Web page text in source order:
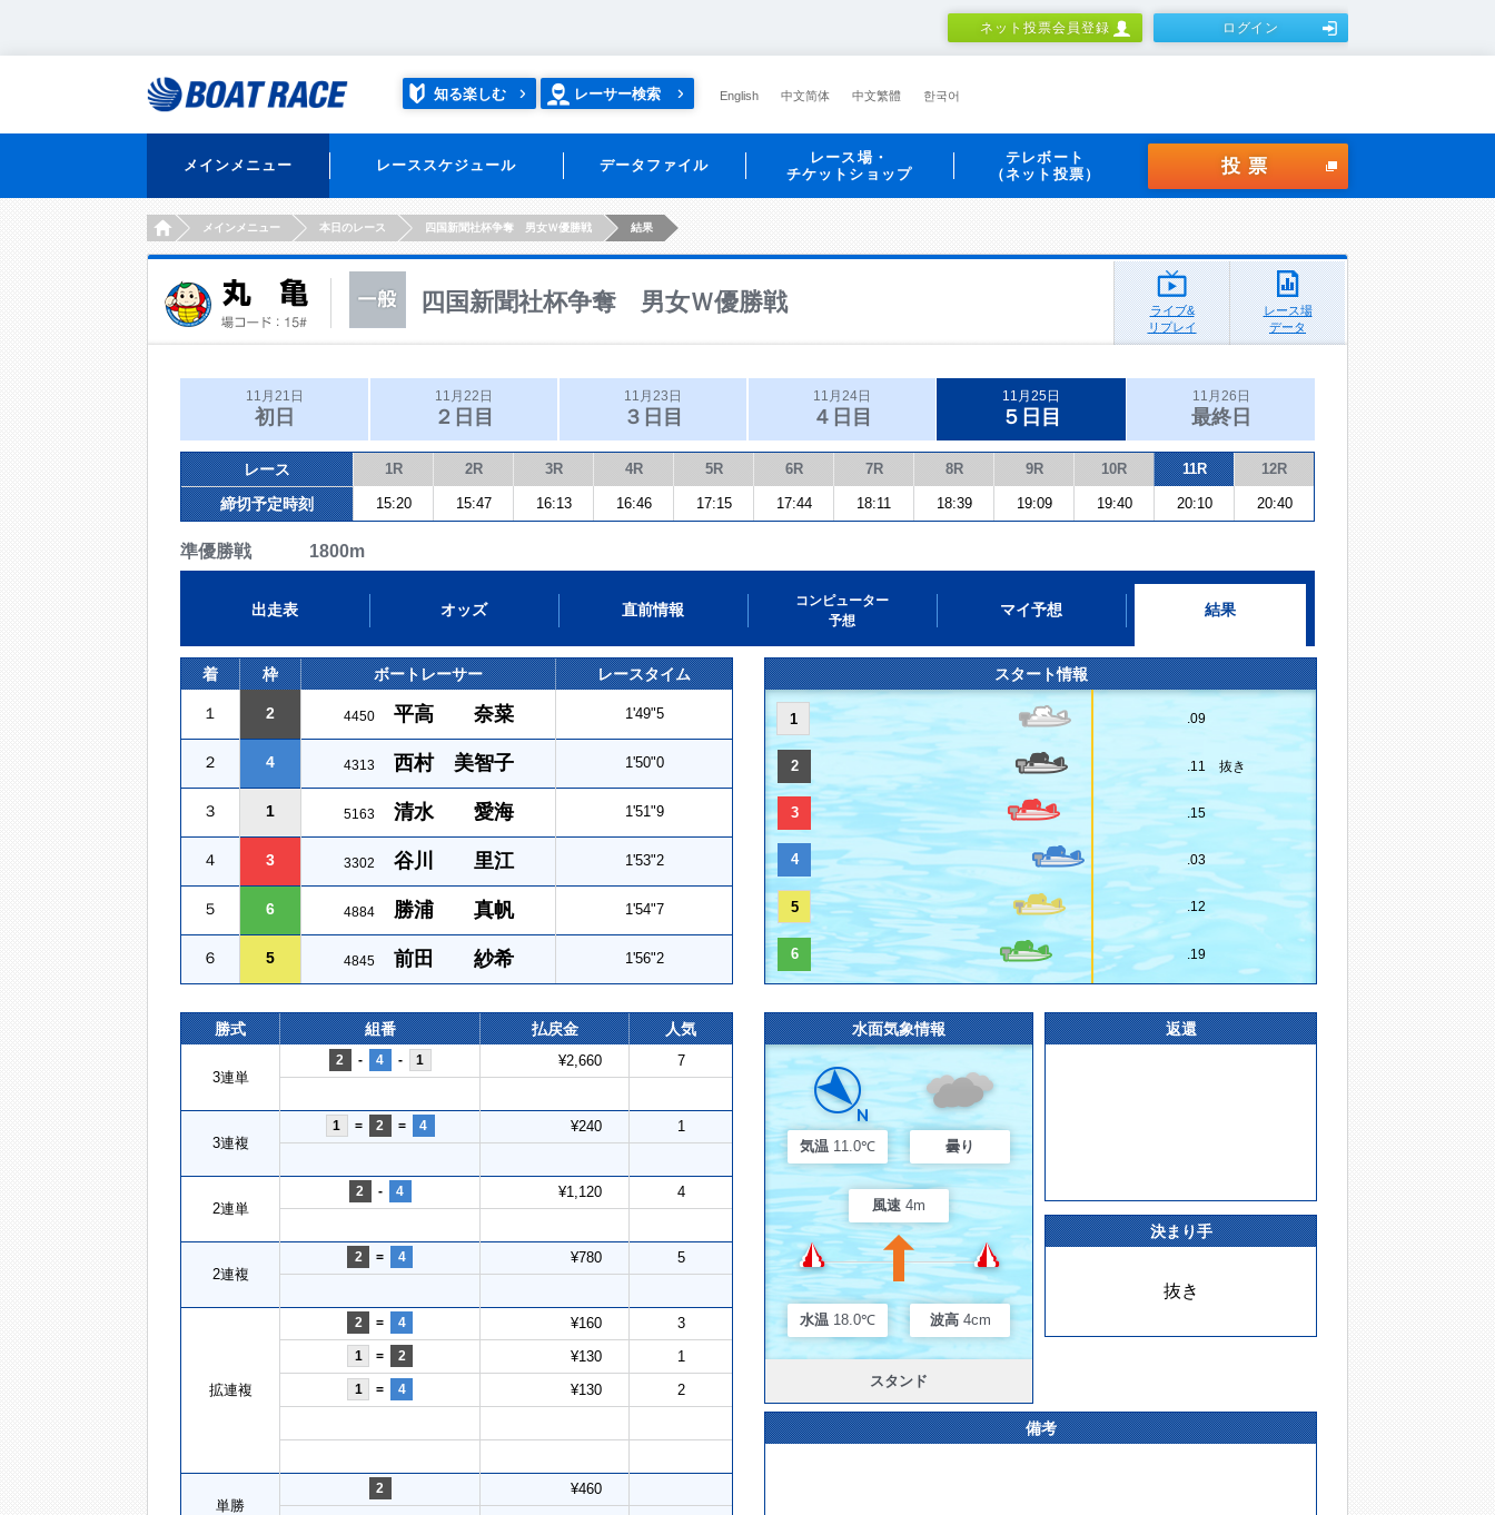
ネット投票会員登録 ログイン
知る楽しむ レーサー検索 English 中文简体 中文繁體 한국어
メインメニュー レーススケジュール データファイル
レース場・
チケットショップ
テレボート
（ネット投票）
投票
HOMEメインメニュー 本日のレース 四国新聞社杯争奪 男女Ｗ優勝戦 結果
四国新聞社杯争奪 男女Ｗ優勝戦
ライブ&
リプレイ
レース場
データ
11月21日
初日
11月22日
２日目
11月23日
３日目
11月24日
４日目
11月25日
５日目
11月26日
最終日
レース 1R 2R 3R 4R 5R 6R 7R 8R 9R 10R 11R 12R
締切予定時刻 15:20 15:47 16:13 16:46 17:15 17:44 18:11 18:39 19:09 19:40 20:10 20:40
準優勝戦 1800m
出走表 オッズ 直前情報
コンピューター
予想
マイ予想 結果
着 枠 ボートレーサー レースタイム
１ 2 4450 平高 奈菜 1'49"5
２ 4 4313 西村 美智子 1'50"0
３ 1 5163 清水 愛海 1'51"9
４ 3 3302 谷川 里江 1'53"2
５ 6 4884 勝浦 真帆 1'54"7
６ 5 4845 前田 紗希 1'56"2
スタート情報
1 .09
2 .11 抜き
3 .15
4 .03
5 .12
6 .19
勝式 組番 払戻金 人気
3連単
2 - 4 - 1 ¥2,660 7
3連複
1 = 2 = 4 ¥240 1
2連単
2 - 4 ¥1,120 4
2連複
2 = 4 ¥780 5
拡連複
2 = 4 ¥160 3
1 = 2 ¥130 1
1 = 4 ¥130 2
単勝
2 ¥460
水面気象情報
気温 11.0℃ 曇り
風速 4m
水温 18.0℃ 波高 4cm
スタンド
返還
決まり手
抜き
備考